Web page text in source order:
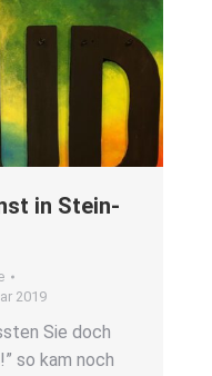
in Stein­
2019
Sie doch
so kam noch